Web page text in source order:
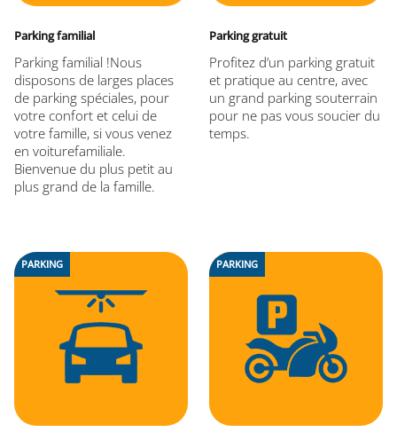
Parking familial
Parking familial !Nous
disposons de larges places
de parking spéciales, pour
votre confort et celui de
votre famille, si vous venez
en voiturefamiliale.
Bienvenue du plus petit au
plus grand de la famille.
Parking gratuit
Profitez d’un parking gratuit
et pratique au centre, avec
un grand parking souterrain
pour ne pas vous soucier du
temps.
PARKING PARKING